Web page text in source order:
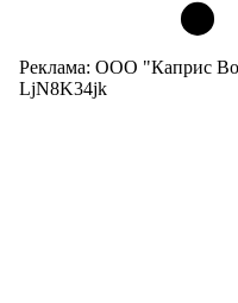
Реклама: ООО "Каприс
LjN8K34jk